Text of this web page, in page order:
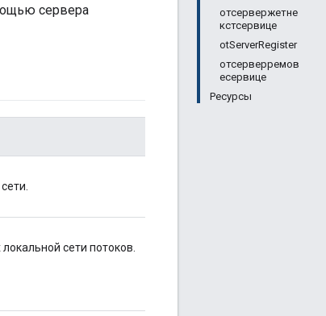
отсервержетне
кстсервице
otServerRegister
отсерверремов
есервице
Ресурсы
сервера
сети потоков.